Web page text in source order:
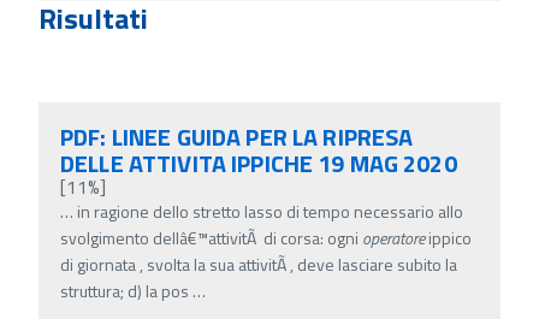
Risultati
PDF: LINEE GUIDA PER LA RIPRESA
DELLE ATTIVITA IPPICHE 19 MAG 2020
[11%]
… in ragione dello stretto lasso di tempo necessario allo
svolgimento dellâ€™attivitÃ di corsa: ogni operatoreippico
di giornata , svolta la sua attivitÃ , deve lasciare subito la
struttura; d) la pos …